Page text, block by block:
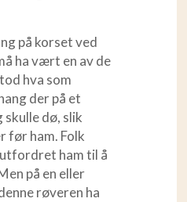
på korset ved
ha vært en av de
hva som
der på et
dø, slik
før ham. Folk
ham til å
på en eller
røveren ha